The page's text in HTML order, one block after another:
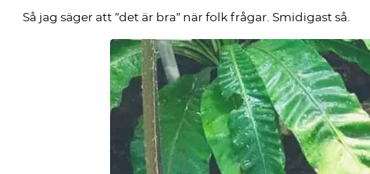
Så jag säger att ”det är bra” när folk frågar. Smidigast så.